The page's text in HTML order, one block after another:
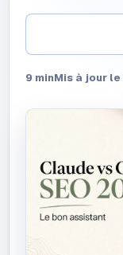
9 minMis à jour le